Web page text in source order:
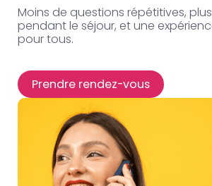
Moins de questions répétitives,
pendant le séjour, et une
pour tous.
Prendre rendez-vous